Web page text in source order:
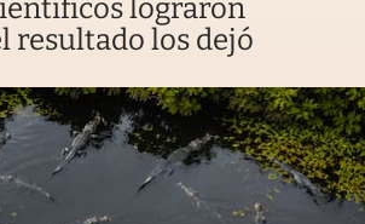
lograron
resultado los dejó